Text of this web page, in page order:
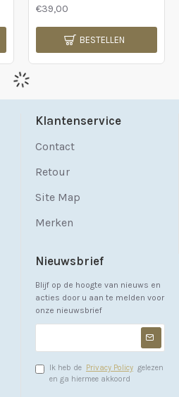
€39,00
BESTELLEN
Klantenservice
Contact
Retour
Site Map
Merken
Nieuwsbrief
Blijf op de hoogte van nieuws en
acties door u aan te melden voor
onze nieuwsbrief
Ik heb de Privacy Policy gelezen
en ga hiermee akkoord